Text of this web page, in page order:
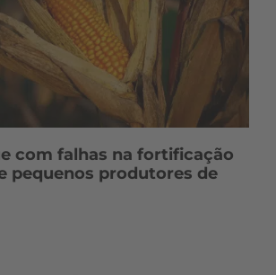
com falhas na fortificação
pequenos produtores de